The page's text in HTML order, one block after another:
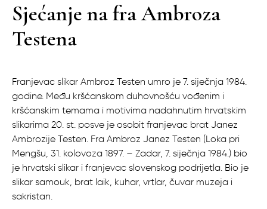
Sjećanje na fra Ambroza
Testena
Franjevac slikar Ambroz Testen umro je 7. siječnja 1984.
godine. Među kršćanskom duhovnošću vođenim i
kršćanskim temama i motivima nadahnutim hrvatskim
slikarima 20. st. posve je osobit franjevac brat Janez
Ambrozije Testen. Fra Ambroz Janez Testen (Loka pri
Mengšu, 31. kolovoza 1897. – Zadar, 7. siječnja 1984.) bio
je hrvatski slikar i franjevac slovenskog podrijetla. Bio je
slikar samouk, brat laik, kuhar, vrtlar, čuvar muzeja i
sakristan.